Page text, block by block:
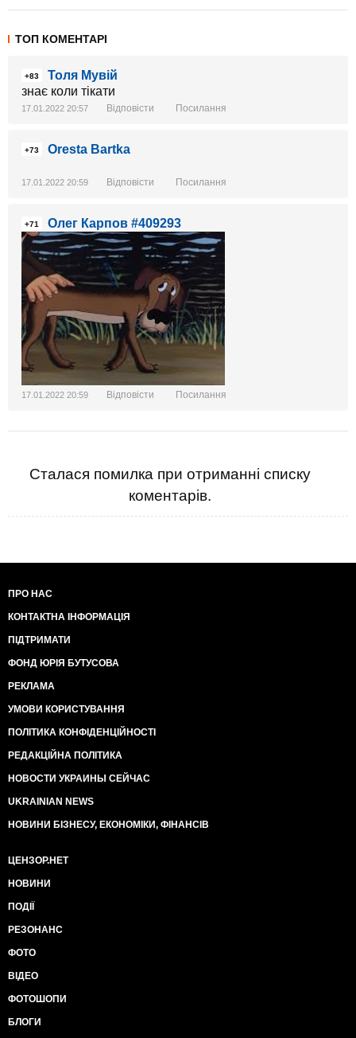
ТОП КОМЕНТАРІ
+83
Толя Мувій
знає коли тікати
17.01.2022 20:57 Відповісти Посилання
+73 Oresta Bartka
17.01.2022 20:59 Відповісти Посилання
+71 Олег Карпов #409293
17.01.2022 20:59 Відповісти Посилання
Сталася помилка при отриманні списку
коментарів.
ПРО НАС
КОНТАКТНА ІНФОРМАЦІЯ
ПІДТРИМАТИ
ФОНД ЮРІЯ БУТУСОВА
РЕКЛАМА
УМОВИ КОРИСТУВАННЯ
ПОЛІТИКА КОНФІДЕНЦІЙНОСТІ
РЕДАКЦІЙНА ПОЛІТИКА
НОВОСТИ УКРАИНЫ СЕЙЧАС
UKRAINIAN NEWS
НОВИНИ БІЗНЕСУ, ЕКОНОМІКИ, ФІНАНСІВ
ЦЕНЗОР.НЕТ
НОВИНИ
ПОДІЇ
РЕЗОНАНС
ФОТО
ВІДЕО
ФОТОШОПИ
БЛОГИ